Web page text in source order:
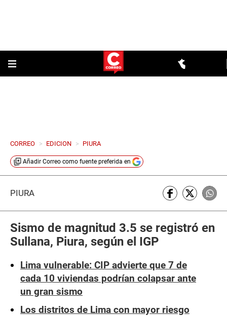
CORREO > EDICION > PIURA
Añadir Correo como fuente preferida en
PIURA
Sismo de magnitud 3.5 se registró en
Sullana, Piura, según el IGP
Lima vulnerable: CIP advierte que 7 de
cada 10 viviendas podrían colapsar ante
un gran sismo
Los distritos de Lima con mayor riesgo